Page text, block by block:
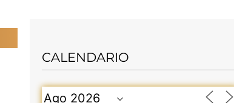
CALENDARIO